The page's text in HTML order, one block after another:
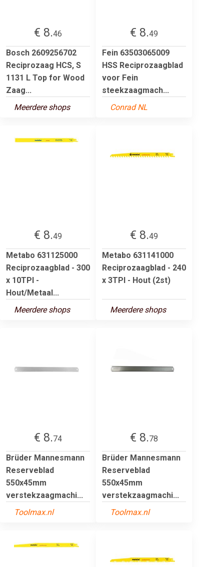
€ 8.46
Bosch 2609256702
Reciprozaag HCS, S
1131 L Top for Wood
Zaag...
Meerdere shops
€ 8.49
Fein 63503065009
HSS Reciprozaagblad
voor Fein
steekzaagmach...
Conrad NL
€ 8.49
Metabo 631125000
Reciprozaagblad - 300
x 10TPI -
Hout/Metaal...
Meerdere shops
€ 8.49
Metabo 631141000
Reciprozaagblad - 240
x 3TPI - Hout (2st)
Meerdere shops
€ 8.74
Brüder Mannesmann
Reserveblad
550x45mm
verstekzaagmachi...
Toolmax.nl
€ 8.78
Brüder Mannesmann
Reserveblad
550x45mm
verstekzaagmachi...
Toolmax.nl